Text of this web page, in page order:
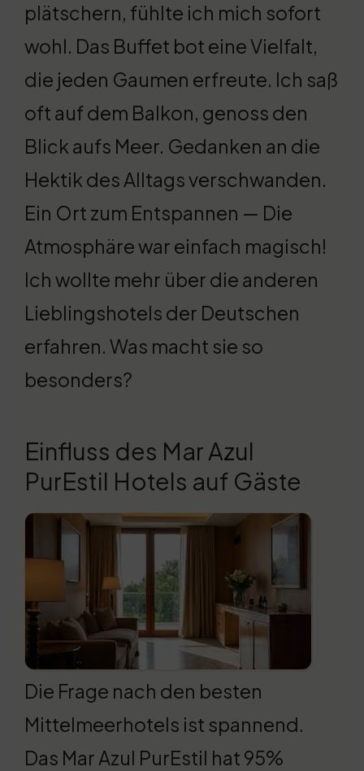
plätschern, fühlte ich mich sofort
wohl. Das Buffet bot eine Vielfalt,
die jeden Gaumen erfreute. Ich saß
oft auf dem Balkon, genoss den
Blick aufs Meer. Gedanken an die
Hektik des Alltags verschwanden.
Ein Ort zum Entspannen — Die
Atmosphäre war einfach magisch!
Ich wollte mehr über die anderen
Lieblingshotels der Deutschen
erfahren. Was macht sie so
besonders?
Einfluss des Mar Azul
PurEstil Hotels auf Gäste
Die Frage nach den besten
Mittelmeerhotels ist spannend.
Das Mar Azul PurEstil hat 95%